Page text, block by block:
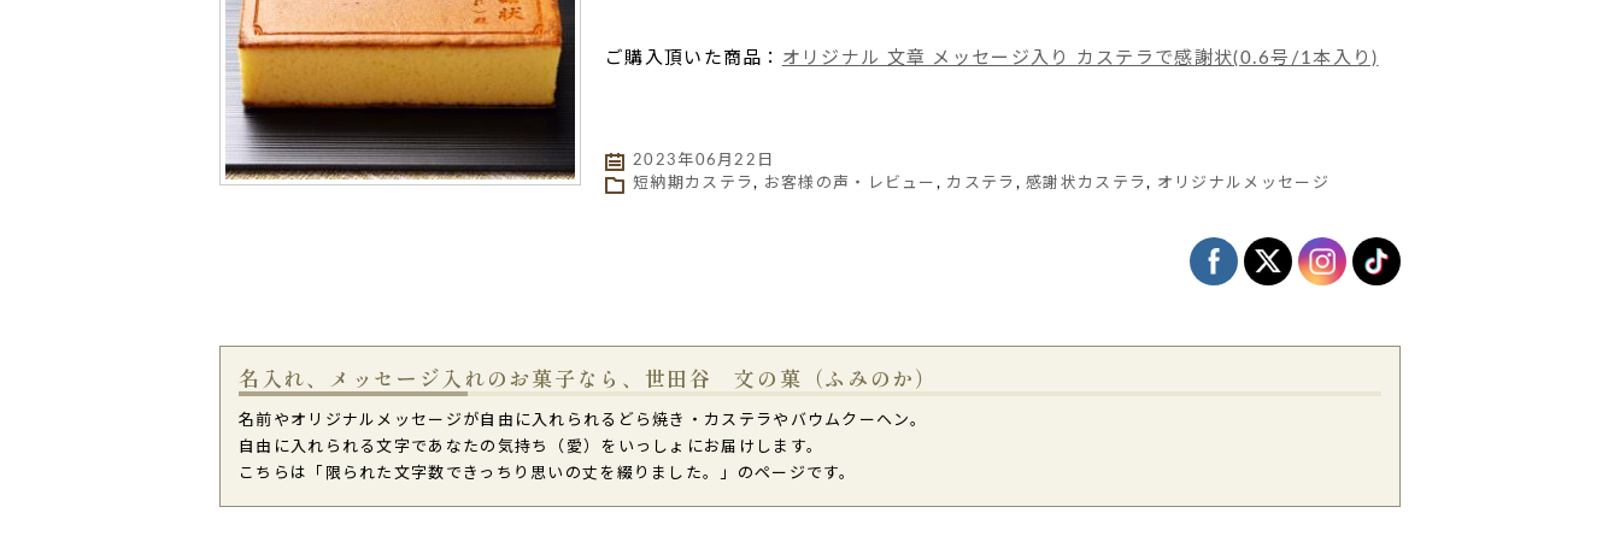
ご購入頂いた商品： オリジナル 文章 メッセージ入り カステラで感謝状(0.6号/1本入り)
2023年06月22日
短納期カステラ, お客様の声・レビュー , カステラ ,感謝状カステラ, オリジナルメッセージ
名入れ、メッセージ入れのお菓子なら、世田谷 文の菓（ふみのか）
名前やオリジナルメッセージが自由に入れられるどら焼き・カステラやバウムクーヘン。
自由に入れられる文字であなたの気持ち（愛）をいっしょにお届けします。
こちらは「限られた文字数できっちり思いの丈を綴りました。」のページです。